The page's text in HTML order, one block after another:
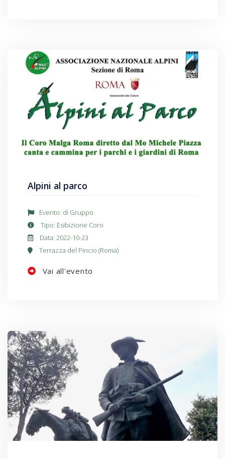
Alpini al parco
Evento: di Gruppo
Tipo: Esibizione Coro
Data: 2022-10-23
Terrazza del Pincio (Roma)
Vai all'evento